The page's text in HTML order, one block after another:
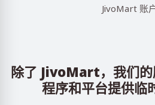
JivoMart 账户
除了 JivoMart，我们的
程序和平台提供临